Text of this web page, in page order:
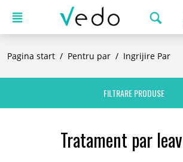
Pagina start / Pentru par / Ingrijire Par
FILTRARE PRODUSE
Tratament par